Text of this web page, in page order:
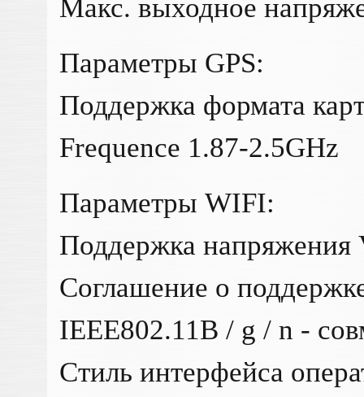
Макс. выходное
Параметры GPS:
Поддержка формата
Frequence 1.87-2.5GHz
Параметры WIFI:
Поддержка напряжения
Соглашение о
IEEE802.11B / g / n -
Стиль интерфейса